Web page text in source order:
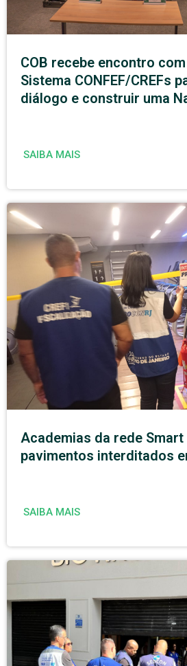
COB recebe encontro
Sistema CONFEF/CREFs
diálogo e construir uma
SAIBA MAIS
Academias da rede
pavimentos interditados
SAIBA MAIS